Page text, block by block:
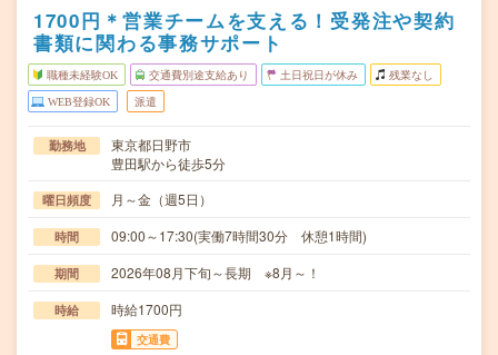
1700円＊営業チームを支える！受発注や契約
書類に関わる事務サポート
職種未経験OK 交通費別途支給あり 土日祝日が休み 残業なし
WEB登録OK 派遣
勤務地
東京都日野市
豊田駅から徒歩5分
曜日頻度 月～金（週5日）
時間 09:00～17:30(実働7時間30分 休憩1時間)
期間 2026年08月下旬～長期 ※8月～！
時給 時給1700円
交通費